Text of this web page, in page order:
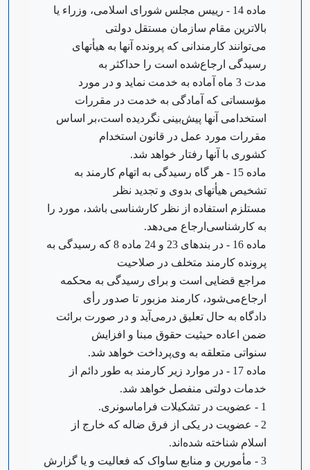
‌ماده 14 - رییس مجلس شورای اسلامی، وزراء یا
بالاترین مقام سازمان مستقل دولتی
می‌توانند کارمندانی که پرونده آنها به هیأتهای
رسیدگی ارجاع‌شده است را حداکثر به
مدت 3 ماه آماده به خدمت نماید و در مورد
مؤسساتی که آمادگی به خدمت در مقررات
استخدامی آنها پیش‌بینی نگردیده است،‌بر اساس
مقررات مورد عمل در قانون استخدام
کشوری با آنها رفتار خواهد شد.
‌ماده 15 - هر گاه رسیدگی به اتهام کارمند به
تشخیص هیأتهای بدوی و تجدید نظر
مستلزم استفاده از نظر کارشناسی باشد، مورد را
به کارشناسی‌ارجاع می‌دهد.
‌ماده 16 - در بندهای 23 و 24 ماده 8 که رسیدگی به
پرونده کارمند متخلف در صلاحیت
مراجع قضایی است و برای رسیدگی به محکمه
ارجاع‌می‌شود، کارمند مزبور تا صدور رأی
دادگاه به حال تعلیق درمی‌آید و در صورت برائت
ضمن اعاده حیثیت حقوق مبنا و افزایش
سنواتی متعلقه به وی‌پرداخت خواهد شد.
‌ماده 17 - در موارد زیر کارمند به طور دائم از
خدمات دولتی منفصل خواهد شد.
1 - عضویت در تشکیلات فراماسونری.
2 - عضویت در یکی از فرق ضاله که خارج از
اسلام شناخته شده‌اند.
3 - مأمورین و منابع ساواک که فعالیت و یا گزارش